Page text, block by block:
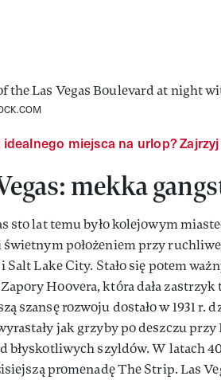
idealnego miejsca na urlop?
mekka
sto lat temu było kolejowym
położeniem przy
Salt Lake City. Stało się potem
Hoovera, która dała
szansę rozwoju dostało w 1931 r.
jak grzyby po deszczu
błyskotliwych szyldów. W latach
promenadę The Strip. Las